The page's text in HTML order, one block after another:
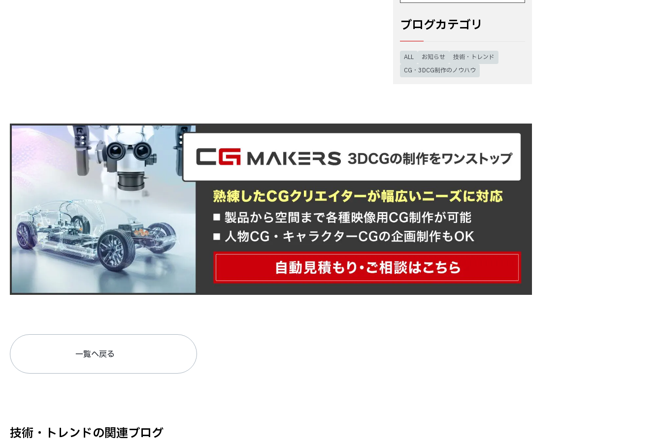
ブログカテゴリ
ALL お知らせ
技術・トレンド
CG・3DCG制作のノウハウ
一覧へ戻る
技術・トレンドの関連ブログ